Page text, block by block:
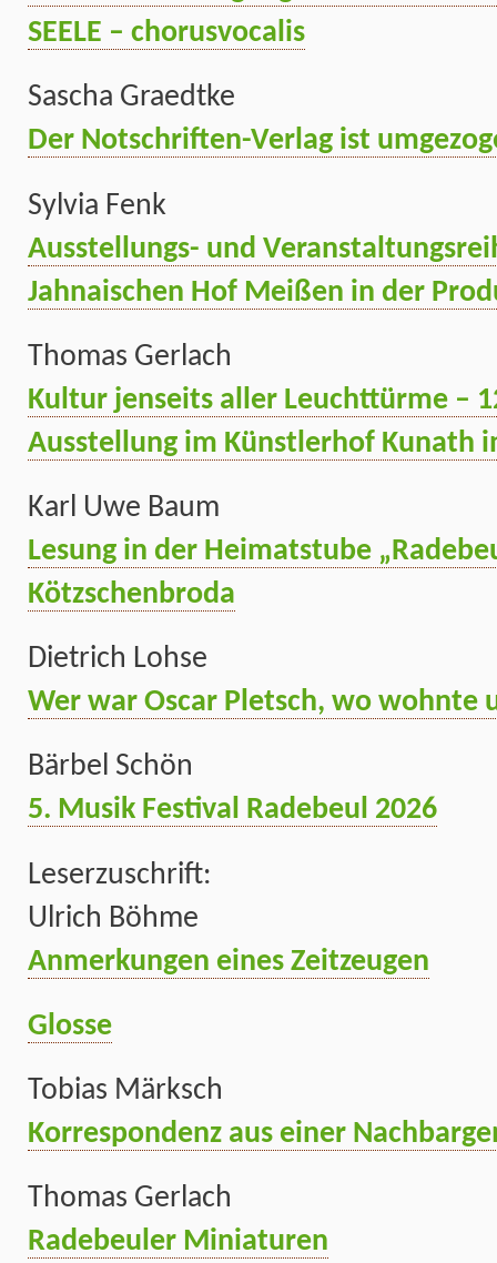
SEELE – chorusvocalis
Sascha Graedtke
Der Notschriften-Verlag ist
Sylvia Fenk
Ausstellungs- und
Jahnaischen Hof Meißen in der
Thomas Gerlach
Kultur jenseits aller Leuchttürme –
Ausstellung im Künstlerhof Kunath
Karl Uwe Baum
Lesung in der Heimatstube
Kötzschenbroda
Dietrich Lohse
Wer war Oscar Pletsch, wo wohnte
Bärbel Schön
5. Musik Festival Radebeul 2026
Leserzuschrift:
Ulrich Böhme
Anmerkungen eines Zeitzeugen
Glosse
Tobias Märksch
Korrespondenz aus einer
Thomas Gerlach
Radebeuler Miniaturen